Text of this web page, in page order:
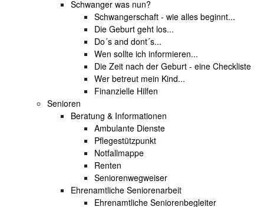
Schwanger was nun?
Schwangerschaft - wie alles beginnt...
Die Geburt geht los...
Do´s and dont´s...
Wen sollte ich informieren...
Die Zeit nach der Geburt - eine Checkliste
Wer betreut mein Kind...
Finanzielle Hilfen
Senioren
Beratung & Informationen
Ambulante Dienste
Pflegestützpunkt
Notfallmappe
Renten
Seniorenwegweiser
Ehrenamtliche Seniorenarbeit
Ehrenamtliche Seniorenbegleiter